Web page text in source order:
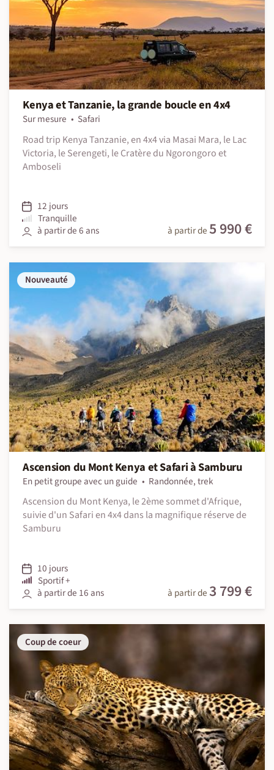
Kenya et Tanzanie, la grande boucle en 4x4
Sur mesure
Safari
Road trip Kenya Tanzanie, en 4x4 via Masai Mara, le Lac
Victoria, le Serengeti, le Cratère du Ngorongoro et
Amboseli
12 jours
Tranquille
à partir de 6 ans
à partir de 5 990 €
Nouveauté
Ascension du Mont Kenya et Safari à Samburu
En petit groupe avec un guide
Randonnée, trek
Ascension du Mont Kenya, le 2ème sommet d'Afrique,
suivie d'un Safari en 4x4 dans la magnifique réserve de
Samburu
10 jours
Sportif +
à partir de 16 ans
à partir de 3 799 €
Coup de coeur